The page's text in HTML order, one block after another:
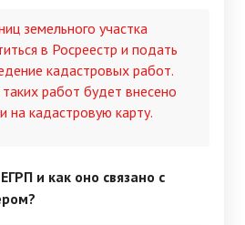
земельного участка
в Росреестр и подать
кадастровых работ.
работ будет внесено
на кадастровую карту.
и как оно связано с